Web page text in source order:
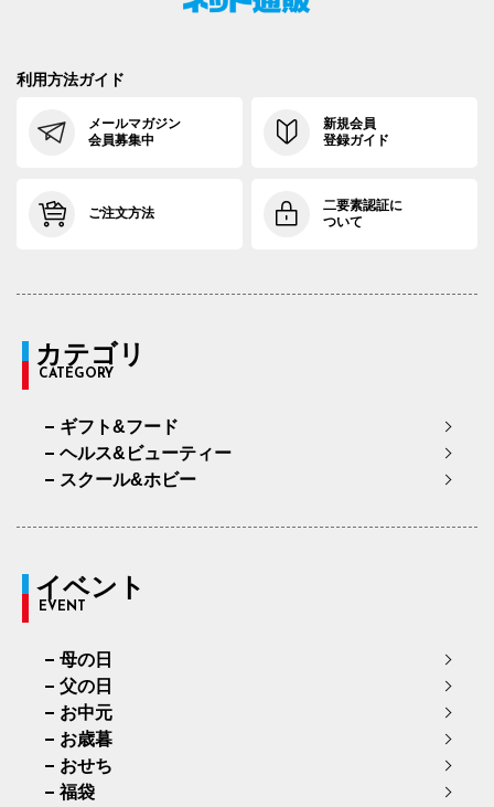
利用方法ガイド
メールマガジン
会員募集中
新規会員
登録ガイド
ご注文方法
二要素認証に
ついて
カテゴリ
CATEGORY
ギフト&フード
ヘルス&ビューティー
スクール&ホビー
イベント
EVENT
母の日
父の日
お中元
お歳暮
おせち
福袋